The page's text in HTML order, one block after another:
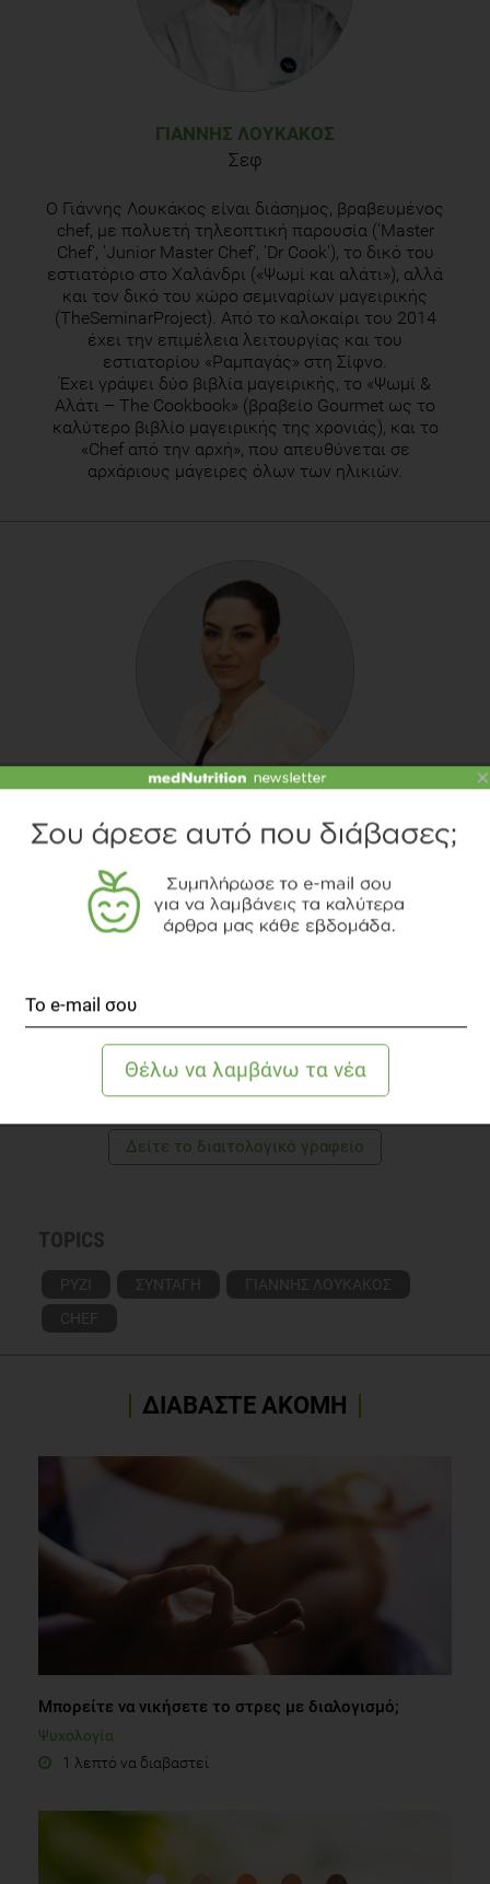
ΓΙΆΝΝΗΣ ΛΟΥΚΆΚΟΣ
Σεφ
O Γιάννης Λουκάκος είναι διάσημος, βραβευμένος
chef, με πολυετή τηλεοπτική παρουσία ('Master
Chef', 'Junior Master Chef', 'Dr Cook'), το δικό του
εστιατόριο στο Χαλάνδρι («Ψωμί και αλάτι»), αλλά
και τον δικό του χώρο σεμιναρίων μαγειρικής
(TheSeminarProject). Από το καλοκαίρι του 2014
έχει την επιμέλεια λειτουργίας και του
εστιατορίου «Ραμπαγάς» στη Σίφνο.
Έχει γράψει δύο βιβλία μαγειρικής, το «Ψωμί &
Αλάτι – Τhe Cookbook» (βραβείο Gourmet ως το
καλύτερο βιβλίο μαγειρικής της χρονιάς), και το
«Chef από την αρχή», που απευθύνεται σε
αρχάριους μάγειρες όλων των ηλικιών.
ΣΤΑΥΡΟΎΛΑ ΤΣΑΤΡΑΦΊΛΗ
Κλινική Διαιτολόγος - Διατροφολόγος, M.Sc.
Η Σταυρούλα Τσατραφίλη είναι Διαιτολόγος –
Διατροφολόγος, με μεταπτυχιακή ειδίκευση στην
Κλινική Διατροφή (MSc). Παράλληλα είναι και
και είναι επιστημονική συντάκτρια του
medNutrition.
Γνωρίστε την αρθογράφο
Δείτε το διαιτολογικό γραφείο
TOPICS
ΡΥΖΙ ΣΥΝΤΑΓΗ
ΓΙΑΝΝΗΣ ΛΟΥΚΑΚΟΣ
CHEF
ΔΙΑΒΑΣΤΕ ΑΚΟΜΗ
Μπορείτε να νικήσετε το στρες με διαλογισμό;
Ψυχολογία
1 λεπτό να διαβαστεί
×